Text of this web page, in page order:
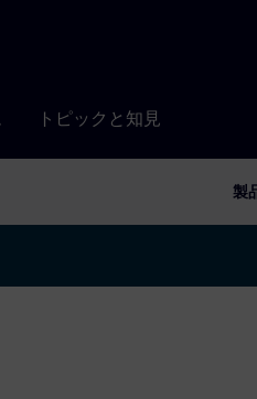
トピックと知見
製